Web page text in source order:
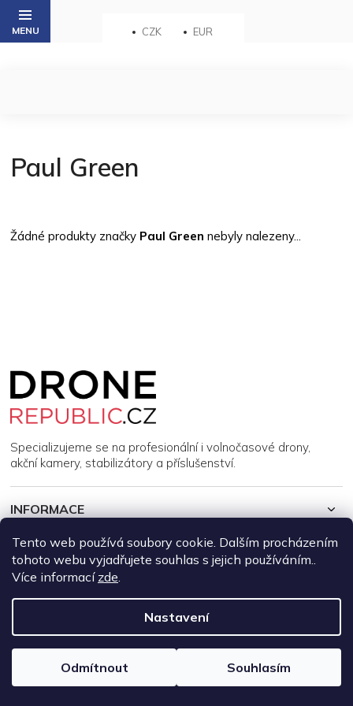
Tento web používá soubory cookie. Dalším procházením
tohoto webu vyjadřujete souhlas s jejich používáním..
Více informací zde.
Nastavení
Odmítnout Souhlasím
Přejít
obsah
CZK EUR
Paul Green
Žádné produkty značky Paul Green nebyly nalezeny...
Specializujeme se na profesionální i volnočasové drony,
akční kamery, stabilizátory a příslušenství.
INFORMACE
MŮJ ÚČET
Copyright 2026DroneRepublic.cz. Všechna práva vyhrazena.
Upravit nastavení cookies